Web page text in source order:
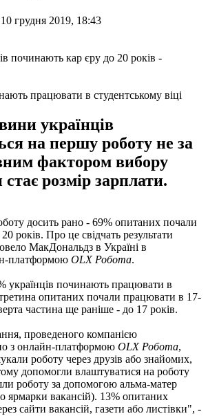
грудня 2019, 18:43
працювати в студентському віці
українців
на першу роботу не за
фактором вибору
розмір зарплати.
досить рано - 69% опитаних почали
років. Про це свідчать результати
МакДональдз в Україні в
платформою OLX Робота.
українців починають працювати в
третина опитаних почали працювати в 17-
частина ще раніше - до 17 років.
проведеного компанією
з онлайн-платформою OLX Робота,
роботу через друзів або знайомих,
допомогли влаштуватися на роботу
роботу за допомогою альма-матер
ярмарки вакансій). 13% опитаних
сайти вакансій, газети або листівки", -